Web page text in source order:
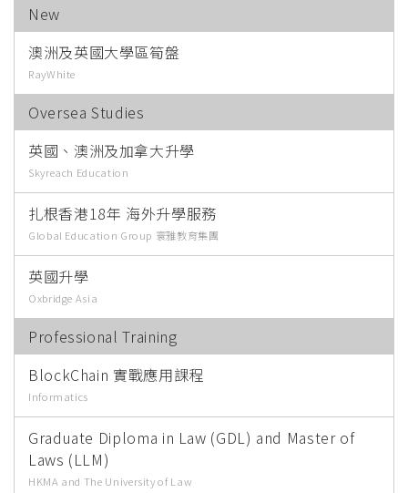
New
澳洲及英國大學區筍盤
RayWhite
Oversea Studies
英國、澳洲及加拿大升學
Skyreach Education
扎根香港18年 海外升學服務
Global Education Group 寰雅教育集團
英國升學
Oxbridge Asia
Professional Training
BlockChain 實戰應用課程
Informatics
Graduate Diploma in Law (GDL) and Master of
Laws (LLM)
HKMA and The University of Law